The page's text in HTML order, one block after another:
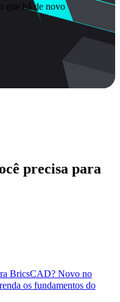
que há de novo
precisa para
BricsCAD? Novo no
os fundamentos do